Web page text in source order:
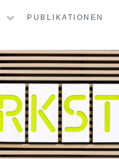
PUBLIKATIONEN